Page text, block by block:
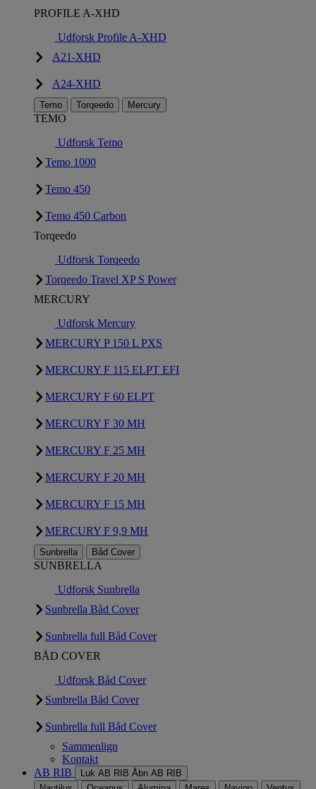
PROFILE A-XHD
Udforsk Profile A-XHD
A21-XHD
A24-XHD
Temo Torqeedo Mercury
TEMO
Udforsk Temo
Temo 1000
Temo 450
Temo 450 Carbon
Torqeedo
Udforsk Torqeedo
Torqeedo Travel XP S Power
MERCURY
Udforsk Mercury
MERCURY P 150 L PXS
MERCURY F 115 ELPT EFI
MERCURY F 60 ELPT
MERCURY F 30 MH
MERCURY F 25 MH
MERCURY F 20 MH
MERCURY F 15 MH
MERCURY F 9,9 MH
Sunbrella Båd Cover
SUNBRELLA
Udforsk Sunbrella
Sunbrella Båd Cover
Sunbrella full Båd Cover
BÅD COVER
Udforsk Båd Cover
Sunbrella Båd Cover
Sunbrella full Båd Cover
Sammenlign
Kontakt
AB RIB
Luk AB RIB Åbn AB RIB